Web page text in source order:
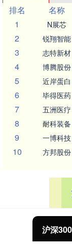
排名
名称
1
N展芯
2 锐翔智能
3 志特新材
4 博腾股份
5 近岸蛋白
6 毕得医药
7 五洲医疗
8 耐科装备
9 一博科技
10 方邦股份
北证50